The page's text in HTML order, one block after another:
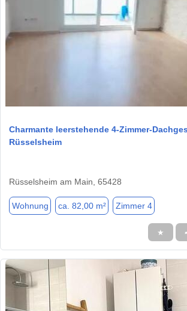
Charmante leerstehende 4-Zimmer-
Rüsselsheim
Rüsselsheim am Main, 65428
Wohnung ca. 82,00 m² Zimmer 4
★